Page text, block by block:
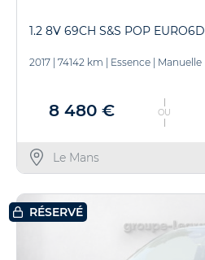
1.2 8V 69CH S&S POP EURO6D
2017 74142 km Essence Manuelle
8 480 € OU
Le Mans
RÉSERVÉ